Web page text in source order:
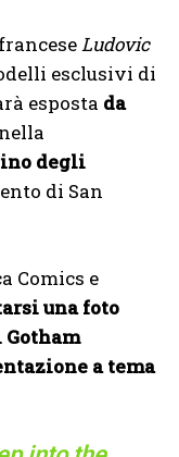
Ludovic
esclusivi di
esposta da
nella
degli
di San
Comics e
una foto
a tema